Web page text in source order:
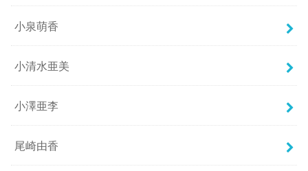
小泉萌香
小清水亜美
小澤亜李
尾崎由香